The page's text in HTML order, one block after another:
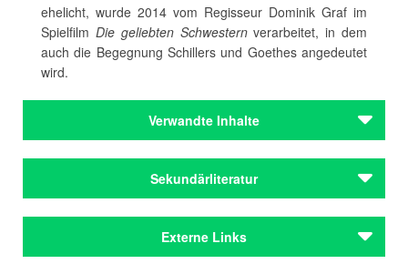
ehelicht, wurde 2014 vom Regisseur Dominik Graf im
Spielfilm Die geliebten Schwesternverarbeitet, in dem
auch die Begegnung Schillers und Goethes angedeutet
wird.
Verwandte Inhalte
Schiller, Friedrich
Nachlässe
Schiller, Friedrich
Sekundärliteratur
in Leben und Werk des späten Goethe. In: Tabula Rasa.
Externe Links